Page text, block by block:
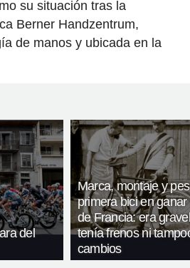
su situación tras la
Berner Handzentrum,
de manos y ubicada en la
del
Marca, montaje y
primera bici en ganar
de Francia: era
tenía frenos ni
cambios